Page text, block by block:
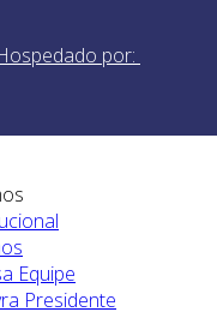
por:
Equipe
Presidente